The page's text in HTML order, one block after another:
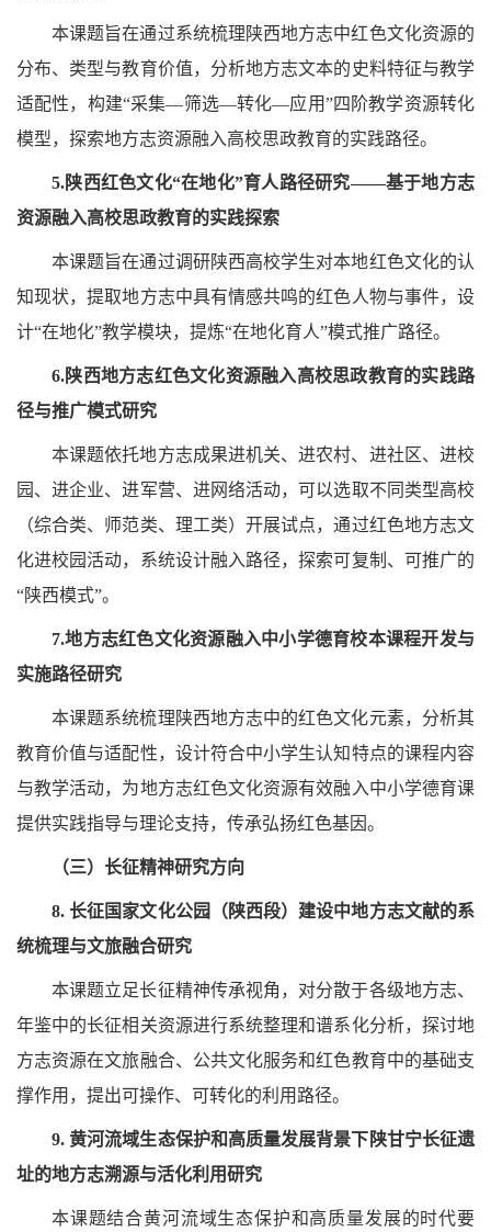
本课题旨在通过系统梳理陕西地方志中红色文化资源的
分布、类型与教育价值，分析地方志文本的史料特征与教学
适配性，构建“采集—筛选—转化—应用”四阶教学资源转化
模型，探索地方志资源融入高校思政教育的实践路径。
5.陕西红色文化“在地化”育人路径研究——基于地方志
资源融入高校思政教育的实践探索
本课题旨在通过调研陕西高校学生对本地红色文化的认
知现状，提取地方志中具有情感共鸣的红色人物与事件，设
计“在地化”教学模块，提炼“在地化育人”模式推广路径。
6.陕西地方志红色文化资源融入高校思政教育的实践路
径与推广模式研究
本课题依托地方志成果进机关、进农村、进社区、进校
园、进企业、进军营、进网络活动，可以选取不同类型高校
（综合类、师范类、理工类）开展试点，通过红色地方志文
化进校园活动，系统设计融入路径，探索可复制、可推广的
“陕西模式”。
7.地方志红色文化资源融入中小学德育校本课程开发与
实施路径研究
本课题系统梳理陕西地方志中的红色文化元素，分析其
教育价值与适配性，设计符合中小学生认知特点的课程内容
与教学活动，为地方志红色文化资源有效融入中小学德育课
提供实践指导与理论支持，传承弘扬红色基因。
（三）长征精神研究方向
8. 长征国家文化公园（陕西段）建设中地方志文献的系
统梳理与文旅融合研究
本课题立足长征精神传承视角，对分散于各级地方志、
年鉴中的长征相关资源进行系统整理和谱系化分析，探讨地
方志资源在文旅融合、公共文化服务和红色教育中的基础支
撑作用，提出可操作、可转化的利用路径。
9. 黄河流域生态保护和高质量发展背景下陕甘宁长征遗
址的地方志溯源与活化利用研究
本课题结合黄河流域生态保护和高质量发展的时代要